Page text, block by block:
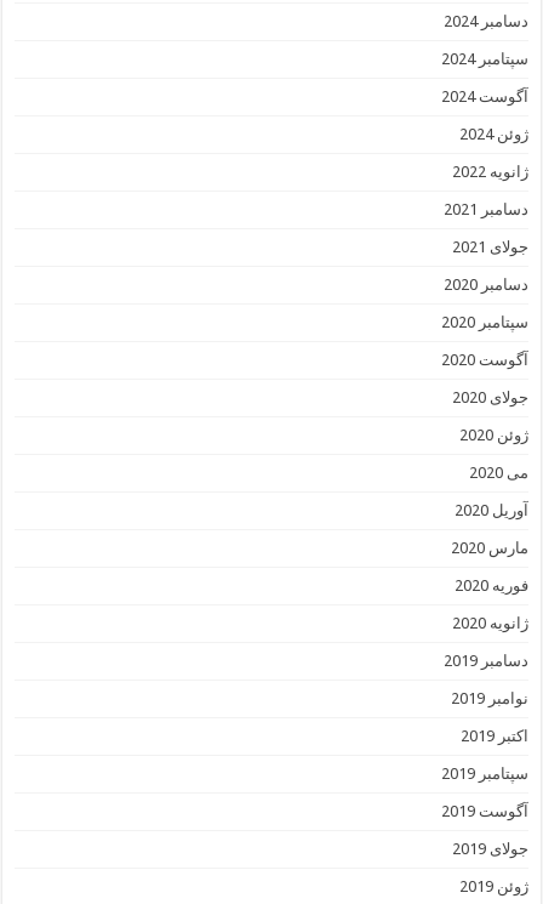
دسامبر 2024
سپتامبر 2024
آگوست 2024
ژوئن 2024
ژانویه 2022
دسامبر 2021
جولای 2021
دسامبر 2020
سپتامبر 2020
آگوست 2020
جولای 2020
ژوئن 2020
می 2020
آوریل 2020
مارس 2020
فوریه 2020
ژانویه 2020
دسامبر 2019
نوامبر 2019
اکتبر 2019
سپتامبر 2019
آگوست 2019
جولای 2019
ژوئن 2019